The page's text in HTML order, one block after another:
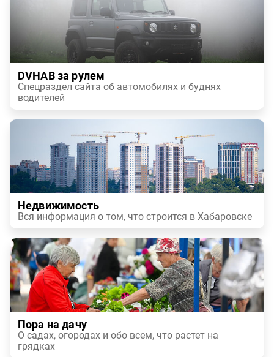
DVHAB за рулем
Спецраздел сайта об автомобилях и буднях
водителей
Недвижимость
Вся информация о том, что строится в Хабаровске
Пора на дачу
О садах, огородах и обо всем, что растет на
грядках